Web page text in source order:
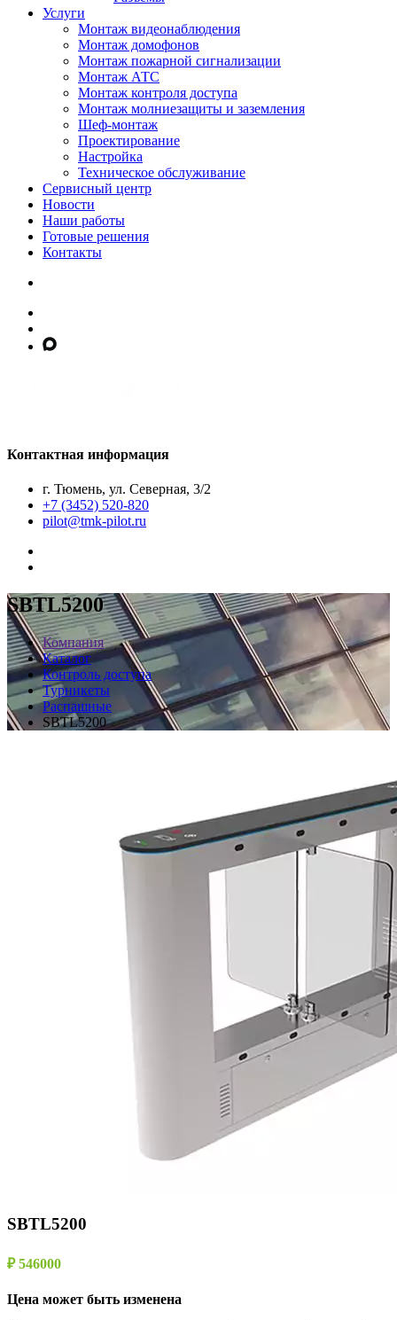
Услуги
Монтаж видеонаблюдения
Монтаж домофонов
Монтаж пожарной сигнализации
Монтаж АТС
Монтаж контроля доступа
Монтаж молниезащиты и заземления
Шеф-монтаж
Проектирование
Настройка
Техническое обслуживание
Сервисный центр
Новости
Наши работы
Готовые решения
Контакты
Контактная информация
г. Тюмень, ул. Северная, 3/2
+7 (3452) 520-820
pilot@tmk-pilot.ru
SBTL5200
Компания
Каталог
Контроль доступа
Турникеты
Распашные
SBTL5200
SBTL5200
₽ 546000
Цена может быть изменена